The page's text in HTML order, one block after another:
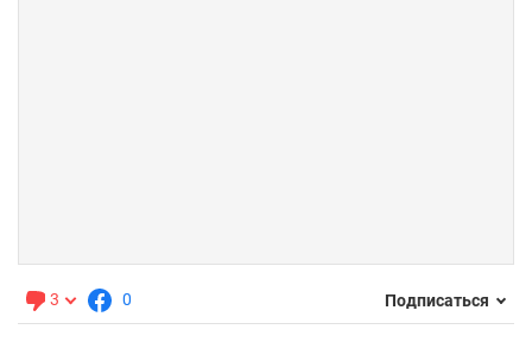
3 0 Подписаться